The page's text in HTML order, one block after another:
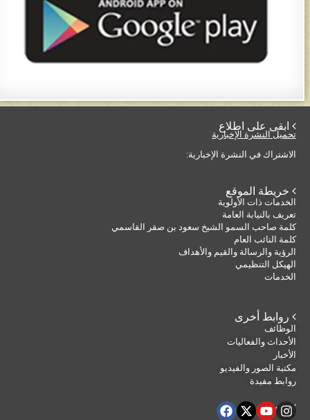
 ابقى على اطلاع
تحميل النشرة الإخبارية
الاشتراك في النشرة الإخبارية:
 خريطة الموقع
الخدمات ذات الأولوية
تعريف بالنيابة العامة
كلمة صاحب السمو الشيخ سعود بن صقر القاسمي
كلمة النائب العام
الرؤية والرسالة والقيم والأهداف
الهيكل التنظيمي
الخدمات
 روابط أخرى
الوظائف
الأحداث والفعاليات
الأخبار
مكتبة الصور والفيديو
روابط مفيدة
 تابعنا